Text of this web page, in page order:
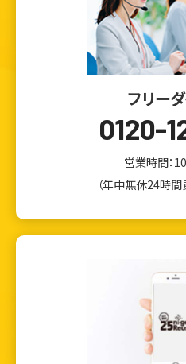
フリー
0120-
営業時間：
（年中無休24時間